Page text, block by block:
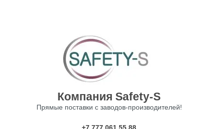
Компания Safety-S
Прямые поставки с заводов-производителей!